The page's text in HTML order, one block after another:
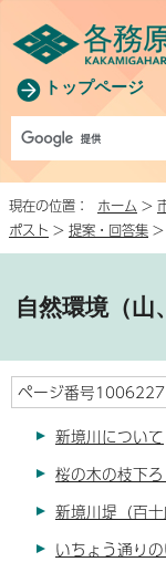
トップページ
現在の位置： ホーム >
ポスト > 提案・回答集 >
自然環境（山
ページ番号1006227
新境川について
桜の木の枝下
新境川堤（百
いちょう通り